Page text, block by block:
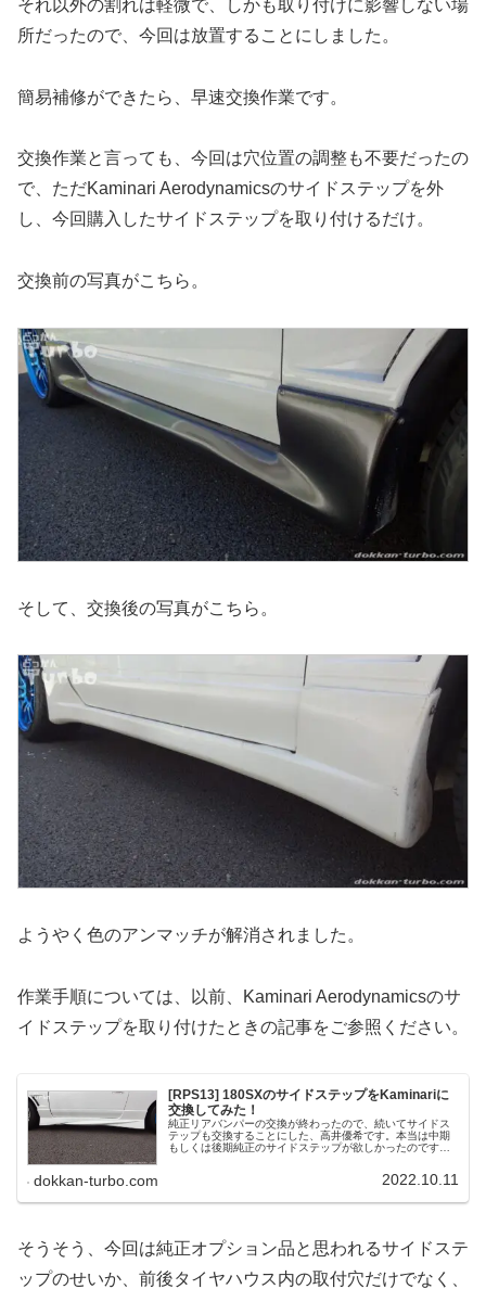
それ以外の割れは軽微で、しかも取り付けに影響しない場
所だったので、今回は放置することにしました。
簡易補修ができたら、早速交換作業です。
交換作業と言っても、今回は穴位置の調整も不要だったの
で、ただKaminari Aerodynamicsのサイドステップを外
し、今回購入したサイドステップを取り付けるだけ。
交換前の写真がこちら。
そして、交換後の写真がこちら。
ようやく色のアンマッチが解消されました。
作業手順については、以前、Kaminari Aerodynamicsのサ
イドステップを取り付けたときの記事をご参照ください。
[RPS13] 180SXのサイドステップをKaminariに
交換してみた！
純正リアバンパーの交換が終わったので、続いてサイドス
テップも交換することにした、高井優希です。本当は中期
もしくは後期純正のサイドステップが欲しかったのです
dokkan-turbo.com 2022.10.11
そうそう、今回は純正オプション品と思われるサイドステ
ップのせいか、前後タイヤハウス内の取付穴だけでなく、